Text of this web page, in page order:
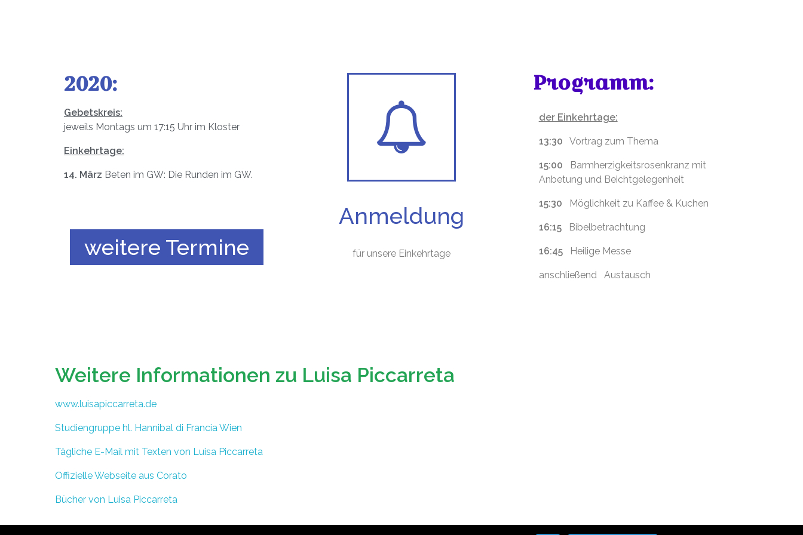
2020:
Gebetskreis:
jeweils Montags um 17:15 Uhr im Kloster
Einkehrtage:
14. März Beten im GW: Die Runden im GW.
weitere Termine
Anmeldung
für unsere Einkehrtage
Programm:
der Einkehrtage:
13:30 Vortrag zum Thema
15:00
Barmherzigkeitsrosenkranz mit
Anbetung und Beichtgelegenheit
15:30 Möglichkeit zu Kaffee & Kuchen
16:15Bibelbetrachtung
16:45Heilige Messe
anschließend Austausch
Weitere Informationen zu Luisa Piccarreta
www.luisapiccarreta.de
Studiengruppe hl. Hannibal di Francia Wien
Tägliche E-Mail mit Texten von Luisa Piccarreta
Offizielle Webseite aus Corato
Bücher von Luisa Piccarreta